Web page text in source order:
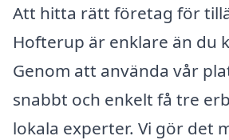
Att hitta rätt företag för
Hofterup är enklare än du
Genom att använda vår
snabbt och enkelt få tre
lokala experter. Vi gör det